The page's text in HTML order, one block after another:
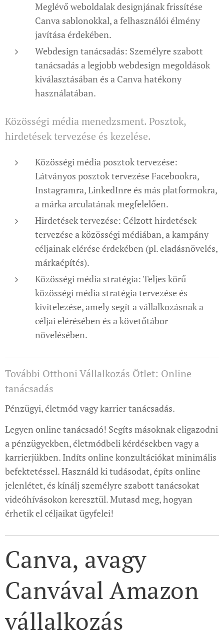
Meglévő weboldalak designjának frissítése
Canva sablonokkal, a felhasználói élmény
javítása érdekében.
Webdesign tanácsadás: Személyre szabott
tanácsadás a legjobb webdesign megoldások
kiválasztásában és a Canva hatékony
használatában.
Közösségi média menedzsment. Posztok,
hirdetések tervezése és kezelése.
Közösségi média posztok tervezése:
Látványos posztok tervezése Facebookra,
Instagramra, LinkedInre és más platformokra,
a márka arculatának megfelelően.
Hirdetések tervezése: Célzott hirdetések
tervezése a közösségi médiában, a kampány
céljainak elérése érdekében (pl. eladásnövelés,
márkaépítés).
Közösségi média stratégia: Teljes körű
közösségi média stratégia tervezése és
kivitelezése, amely segít a vállalkozásnak a
céljai elérésében és a követőtábor
növelésében.
További Otthoni Vállalkozás Ötlet: Online
tanácsadás
Pénzügyi, életmód vagy karrier tanácsadás.
Legyen online tanácsadó! Segíts másoknak eligazodni
a pénzügyekben, életmódbeli kérdésekben vagy a
karrierjükben. Indíts online konzultációkat minimális
befektetéssel. Használd ki tudásodat, építs online
jelenlétet, és kínálj személyre szabott tanácsokat
videóhívásokon keresztül. Mutasd meg, hogyan
érhetik el céljaikat ügyfelei!
Canva, avagy
Canvával Amazon
vállalkozás